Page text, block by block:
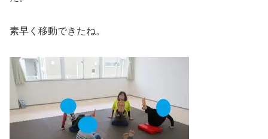
素早く移動できたね。